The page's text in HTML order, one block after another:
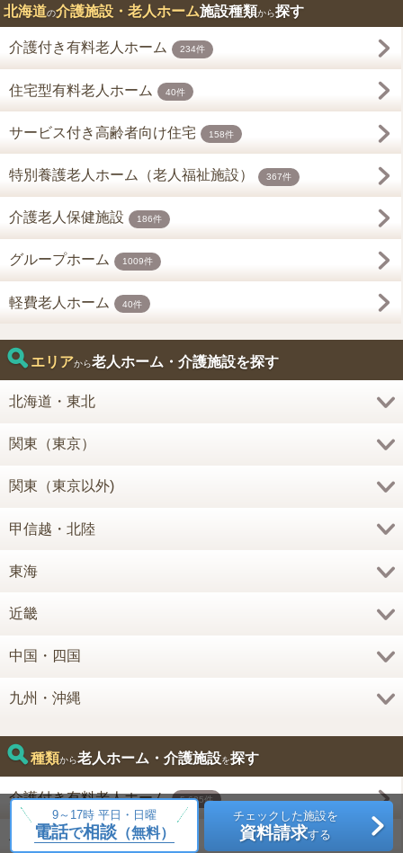
9～17時 平日・日曜
電話で相談（無料）
チェックした施設を
資料請求する
北海道の介護施設・老人ホーム施設種類から探す
介護付き有料老人ホーム 234件
住宅型有料老人ホーム 40件
サービス付き高齢者向け住宅 158件
特別養護老人ホーム（老人福祉施設） 367件
介護老人保健施設 186件
グループホーム 1009件
軽費老人ホーム 40件
エリアから老人ホーム・介護施設を探す
北海道・東北
関東（東京）
関東（東京以外)
甲信越・北陸
東海
近畿
中国・四国
九州・沖縄
種類から老人ホーム・介護施設を探す
介護付き有料老人ホーム 5,635件
住宅型有料老人ホーム 894件